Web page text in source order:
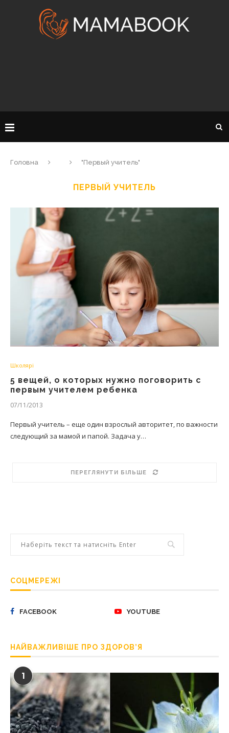
Головна "Первый учитель"
ПЕРВЫЙ УЧИТЕЛЬ
Школярі
5 вещей, о которых нужно поговорить с
первым учителем ребенка
07/11/2013
Первый учитель – еще один взрослый авторитет, по важности
следующий за мамой и папой. Задача у…
ПЕРЕГЛЯНУТИ БІЛЬШЕ
СОЦМЕРЕЖІ
FACEBOOK YOUTUBE
НАЙВАЖЛИВІШЕ ПРО ЗДОРОВ’Я
1